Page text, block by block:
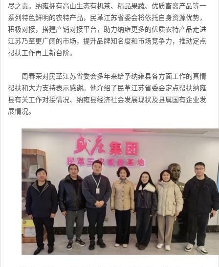
尽之责。纳雍拥有高山生态有机茶、精品果蔬、优质畜禽产品等一
系列特色鲜明的农特产品，民革江苏省委会将依托自身资源优势，
积极对接，搭建产销对接平台，助力纳雍更多的优质农特产品走进
江苏乃至更广阔的市场，提升品牌知名度和市场竞争力，推动定点
帮扶工作再上新台阶。
周春荣对民革江苏省委会多年来给予纳雍县各方面工作的真情
帮扶和大力支持表示感谢。他介绍了民革江苏省委会定点帮扶纳雍
县有关工作对接情况、纳雍县经济社会发展现状及县属国有企业发
展情况。